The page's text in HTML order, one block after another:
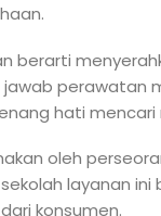
berarti
perawatan
hati
oleh
layanan
konsumen.